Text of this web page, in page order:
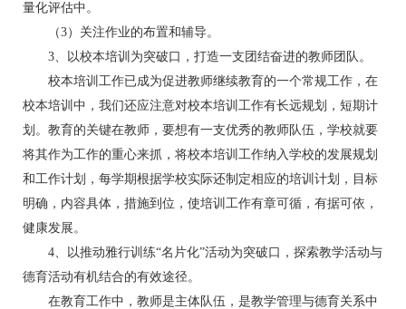
量化评估中。
（3）关注作业的布置和辅导。
3、以校本培训为突破口，打造一支团结奋进的教师团队。
校本培训工作已成为促进教师继续教育的一个常规工作，在
校本培训中，我们还应注意对校本培训工作有长远规划，短期计
划。教育的关键在教师，要想有一支优秀的教师队伍，学校就要
将其作为工作的重心来抓，将校本培训工作纳入学校的发展规划
和工作计划，每学期根据学校实际还制定相应的培训计划，目标
明确，内容具体，措施到位，使培训工作有章可循，有据可依，
健康发展。
4、以推动雅行训练“名片化”活动为突破口，探索教学活动与
德育活动有机结合的有效途径。
在教育工作中，教师是主体队伍，是教学管理与德育关系中